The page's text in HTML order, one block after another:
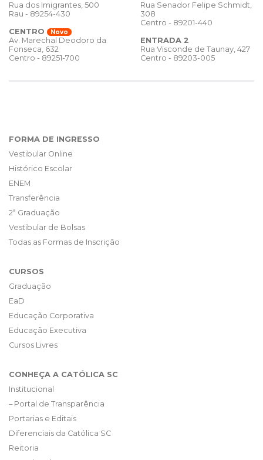
Rua dos Imigrantes, 500
Rau - 89254-430
CENTRO
Novo
Av. Marechal Deodoro da
Fonseca, 632
Centro - 89251-700
Rua Senador Felipe Schmidt,
308
Centro - 89201-440
ENTRADA 2
Rua Visconde de Taunay, 427
Centro - 89203-005
FORMA DE INGRESSO
Vestibular Online
Histórico Escolar
ENEM
Transferência
2ª Graduação
Vestibular de Bolsas
Todas as Formas de Inscrição
CURSOS
Graduação
EaD
Educação Corporativa
Educação Executiva
Cursos Livres
CONHEÇA A CATÓLICA SC
Institucional
– Portal de Transparência
Portarias e Editais
Diferenciais da Católica SC
Reitoria